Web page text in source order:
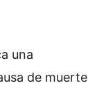
una
de muerte